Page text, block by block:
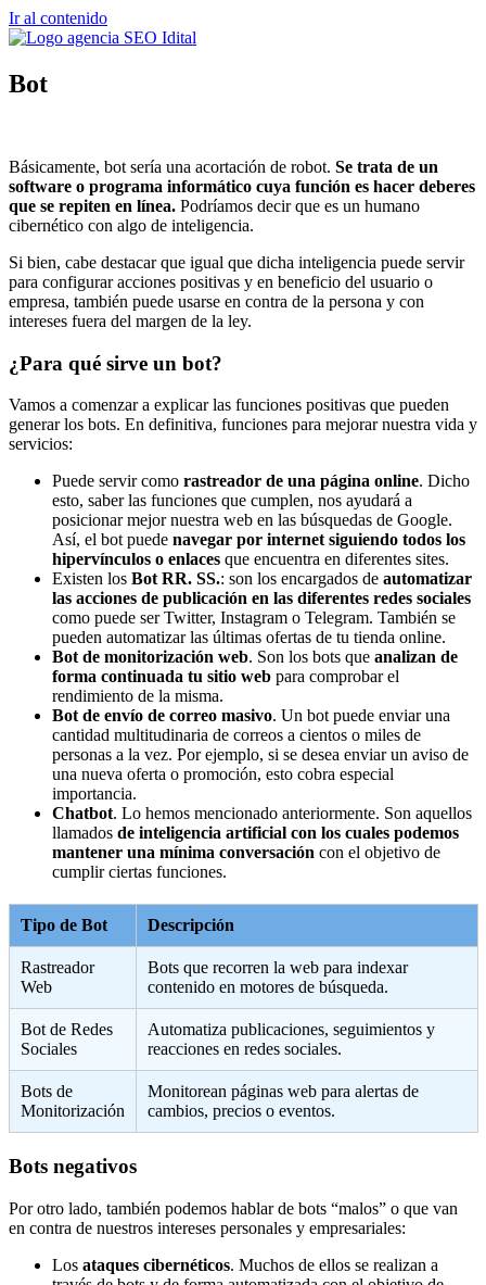
Ir al contenido
Bot
Básicamente, bot sería una acortación de robot. Se trata de un
software o programa informático cuya función es hacer deberes
que se repiten en línea. Podríamos decir que es un humano
cibernético con algo de inteligencia.
Si bien, cabe destacar que igual que dicha inteligencia puede servir
para configurar acciones positivas y en beneficio del usuario o
empresa, también puede usarse en contra de la persona y con
intereses fuera del margen de la ley.
¿Para qué sirve un bot?
Vamos a comenzar a explicar las funciones positivas que pueden
generar los bots. En definitiva, funciones para mejorar nuestra vida y
servicios:
Puede servir como rastreador de una página online. Dicho
esto, saber las funciones que cumplen, nos ayudará a
posicionar mejor nuestra web en las búsquedas de Google.
Así, el bot puede navegar por internet siguiendo todos los
hipervínculos o enlaces que encuentra en diferentes sites.
Existen los Bot RR. SS.: son los encargados de automatizar
las acciones de publicación en las diferentes redes sociales
como puede ser Twitter, Instagram o Telegram. También se
pueden automatizar las últimas ofertas de tu tienda online.
Bot de monitorización web. Son los bots que analizan de
forma continuada tu sitio web para comprobar el
rendimiento de la misma.
Bot de envío de correo masivo. Un bot puede enviar una
cantidad multitudinaria de correos a cientos o miles de
personas a la vez. Por ejemplo, si se desea enviar un aviso de
una nueva oferta o promoción, esto cobra especial
importancia.
Chatbot. Lo hemos mencionado anteriormente. Son aquellos
llamados de inteligencia artificial con los cuales podemos
mantener una mínima conversación con el objetivo de
cumplir ciertas funciones.
Tipo de Bot Descripción
Rastreador
Web
Bots que recorren la web para indexar
contenido en motores de búsqueda.
Bot de Redes
Sociales
Automatiza publicaciones, seguimientos y
reacciones en redes sociales.
Bots de
Monitorización
Monitorean páginas web para alertas de
cambios, precios o eventos.
Bots negativos
Por otro lado, también podemos hablar de bots “malos” o que van
en contra de nuestros intereses personales y empresariales:
Los ataques cibernéticos. Muchos de ellos se realizan a